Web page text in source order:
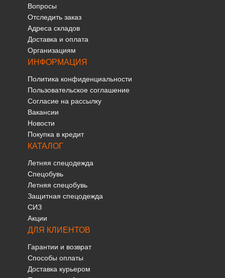
Вопросы
Отследить заказ
Адреса складов
Доставка и оплата
Организациям
ИНФОРМАЦИЯ
Политика конфиденциальности
Пользовательское соглашение
Согласие на рассылку
Вакансии
Новости
Покупка в кредит
КАТАЛОГ
Летняя спецодежда
Спецобувь
Летняя спецобувь
Защитная спецодежда
СИЗ
Акции
ДЛЯ КЛИЕНТОВ
Гарантии и возврат
Способы оплаты
Доставка курьером